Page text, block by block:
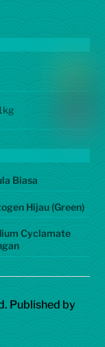
Biasa
Hijau (Green)
Cyclamate
Published by